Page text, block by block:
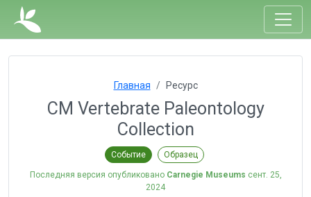
Главная Ресурс
CM Vertebrate Paleontology
Collection
Событие Образец
Последняя версия опубликовано Carnegie Museums сент. 25,
2024